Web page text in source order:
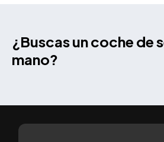
¿Buscas un coche de
mano?